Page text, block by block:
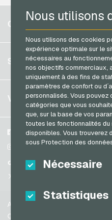
Nous utilisons
Nous utilisons des cookies
expérience optimale sur le
nécessaires au
nos objectifs commerciaux,
uniquement à des fins de
paramètres de confort ou
personnalisés. Vous
catégories que vous
que, sur la base de vos
toutes les fonctionnalités du
disponibles. Vous trouverez
sous Protection des
Nécessaire
Statistiques
PCS Cartes de paiement
Razer Gold Cartes de
Transcash Cartes de paiement
Belgique
Allemagne (DE)
Allemagne (EN)
France
Italie
Pays-bas
Autriche
Portugal
Suisse (DE)
Suisse (IT)
COMPTE
S´inscrire
S´inscrire
Mon panier
SERVICE
FAQ
Méthodes de paiement
Conditions generales&Droit de
Protection des données
VGO-SHOP
A propos de nous
Partenaires
Facebook
Instagram
TikTok
Aide
Conditions generales